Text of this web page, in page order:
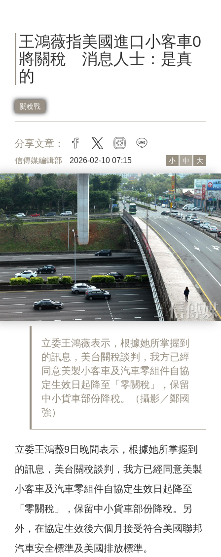
王鴻薇指美國進口小客車0
將關稅 消息人士：是真
的
關稅戰
分享文章： facebook
twitter instagram
信傳媒編輯部 2026-02-10 07:15 小 中 大
立委王鴻薇表示，根據她所掌握到
的訊息，美台關稅談判，我方已經
同意美製小客車及汽車零組件自協
定生效日起降至「零關稅」，保留
中小貨車部份降稅。（攝影／鄭國
強）
立委王鴻薇9日晚間表示，根據她所掌握到
的訊息，美台關稅談判，我方已經同意美製
小客車及汽車零組件自協定生效日起降至
「零關稅」，保留中小貨車部份降稅。另
外，在協定生效後六個月接受符合美國聯邦
汽車安全標準及美國排放標準。